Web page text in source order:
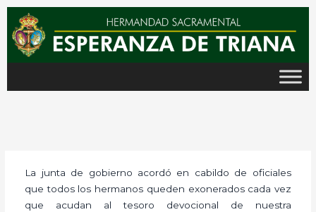
contenido
La junta de gobierno acordó en cabildo de oficiales
que todos los hermanos queden exonerados cada vez
que acudan al tesoro devocional de nuestra